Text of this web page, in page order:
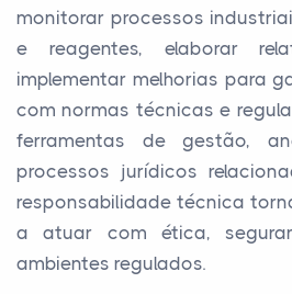
monitorar processos
e reagentes, elaborar
implementar melhorias para
com normas técnicas e
ferramentas de gestão,
processos jurídicos
responsabilidade técnica
a atuar com ética,
ambientes regulados.